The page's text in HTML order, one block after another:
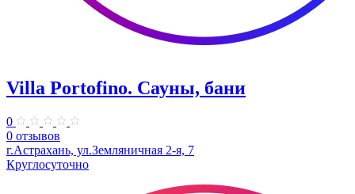
Villa Portofino. Сауны, бани
0
0 отзывов
г.Астрахань, ул.Земляничная 2-я, 7
Круглосуточно